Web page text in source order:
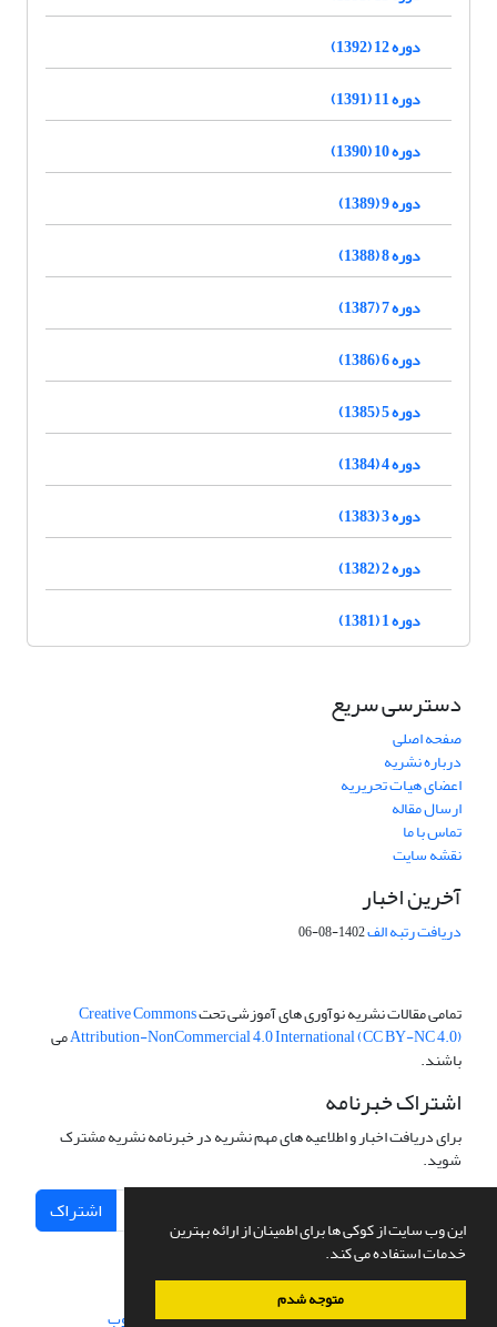
این وب سایت از کوکی ها برای اطمینان از ارائه بهترین
خدمات استفاده می کند.
متوجه شدم
دوره 12 (1392)
دوره 11 (1391)
دوره 10 (1390)
دوره 9 (1389)
دوره 8 (1388)
دوره 7 (1387)
دوره 6 (1386)
دوره 5 (1385)
دوره 4 (1384)
دوره 3 (1383)
دوره 2 (1382)
دوره 1 (1381)
دسترسی سریع
صفحه اصلی
درباره نشریه
اعضای هیات تحریریه
ارسال مقاله
تماس با ما
نقشه سایت
آخرین اخبار
دریافت رتبه الف1402-08-06
تمامی مقالات نشریه نوآوری های آموزشی تحتCreative Commons
Attribution-NonCommercial 4.0 International (CC BY-NC 4.0)می
باشند.
اشتراک خبرنامه
برای دریافت اخبار و اطلاعیه های مهم نشریه در خبرنامه نشریه مشترک
شوید.
اشتراک
سامانه مدیریت نشریات علمی.طراحی و پیاده سازی از سیناوب